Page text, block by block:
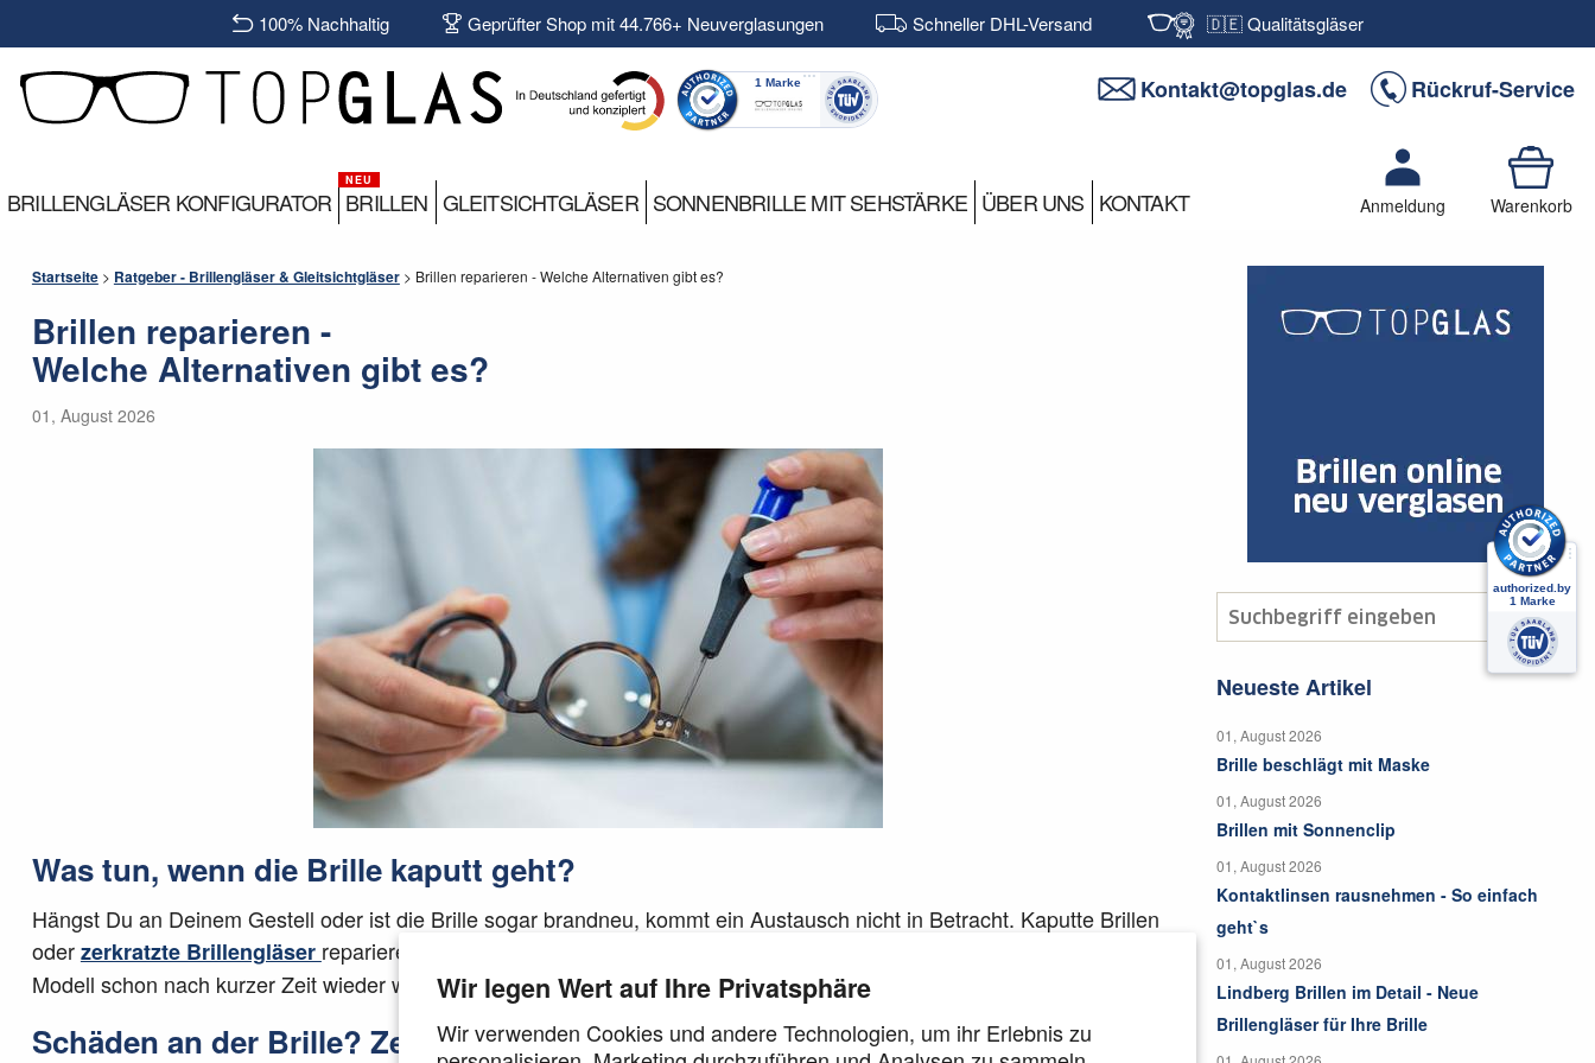
Wir legen Wert auf Ihre Privatsphäre
Wir verwenden Cookies und andere Technologien, um ihr Erlebnis zu
100% Nachhaltig Geprüfter Shop mit 44.766+ Neuverglasungen Schneller DHL-Versand 🇩🇪 Qualitätsgläser
Kontakt@topglas.de Rückruf-Service
BRILLENGLÄSER KONFIGURATOR BRILLEN GLEITSICHTGLÄSER SONNENBRILLE MIT SEHSTÄRKE ÜBER UNS KONTAKT Anmeldung Warenkorb
Startseite > Ratgeber - Brillengläser & Gleitsichtgläser > Brillen reparieren - Welche Alternativen gibt es?
Brillen reparieren -
Welche Alternativen gibt es?
01, August 2026
Was tun, wenn die Brille kaputt geht?
Hängst Du an Deinem Gestell oder ist die Brille sogar brandneu, kommt ein Austausch nicht in Betracht. Kaputte Brillen
oderzerkratzte Brillengläser reparieren ist da die richtige Lösung. Mit neuen Gläsern von TOP
Modell schon nach kurzer Zeit wieder wie gewohnt verwenden.
Schäden an der Brille? Zerkratzte Brille reparieren mitTOPGLAS
Neueste Artikel
01, August 2026
Brille beschlägt mit Maske
01, August 2026
Brillen mit Sonnenclip
01, August 2026
Kontaktlinsen rausnehmen - So einfach
geht`s
01, August 2026
Lindberg Brillen im Detail - Neue
Brillengläser für Ihre Brille